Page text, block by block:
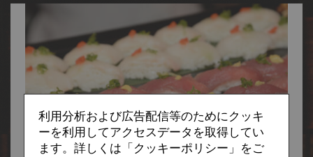
利用分析および広告配信等のためにクッキ
ーを利用してアクセスデータを取得してい
ます。詳しくは「クッキーポリシー」をご